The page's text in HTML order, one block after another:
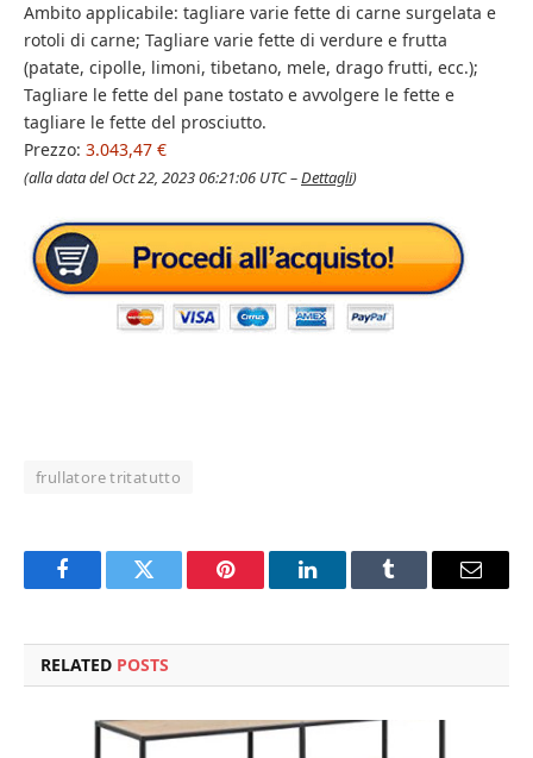
Ambito applicabile: tagliare varie fette di carne surgelata e
rotoli di carne; Tagliare varie fette di verdure e frutta
(patate, cipolle, limoni, tibetano, mele, drago frutti, ecc.);
Tagliare le fette del pane tostato e avvolgere le fette e
tagliare le fette del prosciutto.
Prezzo: 3.043,47 €
(alla data del Oct 22, 2023 06:21:06 UTC –Dettagli)
frullatore tritatutto
FacebookTwitter Pinterest LinkedInTumblr Email
RELATED POSTS